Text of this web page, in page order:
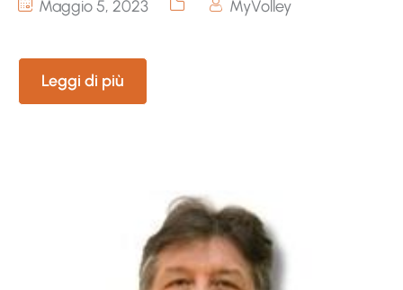
Maggio 5, 2023 MyVolley
Leggi di più